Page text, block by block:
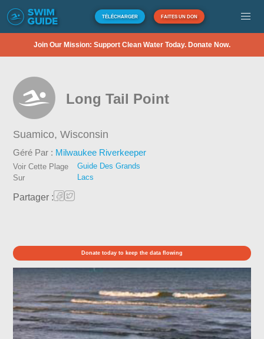
TÉLÉCHARGER FAITES UN DON
Join Our Mission: Support Clean Water Today. Donate Now.
Long Tail Point
Suamico,Wisconsin
Géré Par : Milwaukee Riverkeeper
Voir Cette Plage
Sur
Guide Des Grands
Lacs
Partager :
Donate today to keep the data flowing